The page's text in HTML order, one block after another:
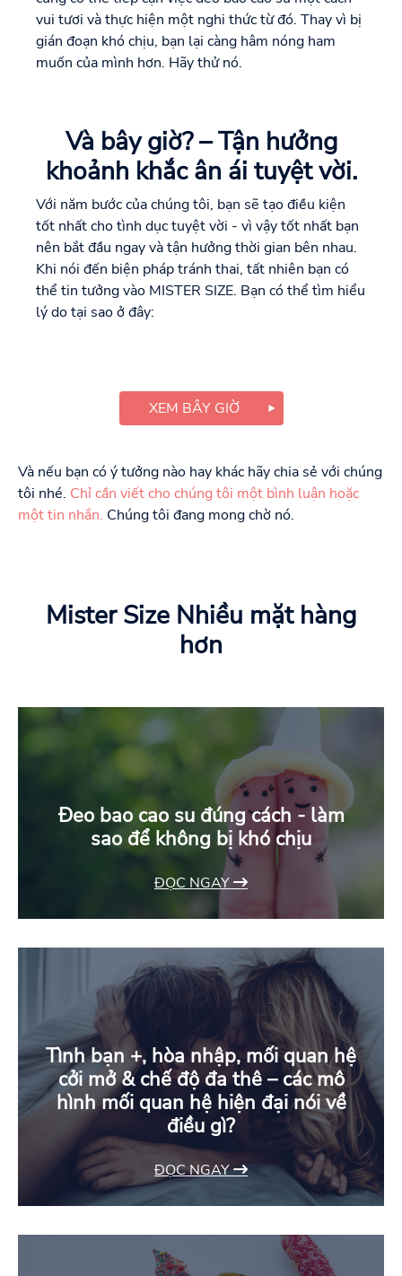
vui tươi và thực hiện một nghi thức từ đó. Thay vì bị
gián đoạn khó chịu, bạn lại càng hâm nóng ham
muốn của mình hơn. Hãy thử nó.
Và bây giờ? – Tận hưởng
khoảnh khắc ân ái tuyệt vời.
Với năm bước của chúng tôi, bạn sẽ tạo điều kiện
tốt nhất cho tình dục tuyệt vời - vì vậy tốt nhất bạn
nên bắt đầu ngay và tận hưởng thời gian bên nhau.
Khi nói đến biện pháp tránh thai, tất nhiên bạn có
thể tin tưởng vào MISTER SIZE. Bạn có thể tìm hiểu
lý do tại sao ở đây:
XEM BÂY GIỜ
Và nếu bạn có ý tưởng nào hay khác hãy chia sẻ với chúng
tôi nhé. Chỉ cần viết cho chúng tôi một bình luận hoặc
một tin nhắn. Chúng tôi đang mong chờ nó.
Mister Size Nhiều mặt hàng
hơn
Đeo bao cao su đúng cách - làm
sao để không bị khó chịu
ĐỌC NGAY
Tình bạn +, hòa nhập, mối quan hệ
cởi mở & chế độ đa thê – các mô
hình mối quan hệ hiện đại nói về
điều gì?
ĐỌC NGAY